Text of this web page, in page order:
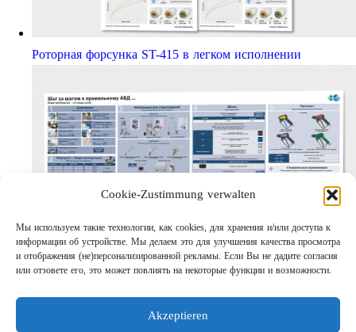
Cookie-Zustimmung verwalten
Мы используем такие технологии, как cookies, для хранения и/или доступа к
информации об устройстве. Мы делаем это для улучшения качества просмотра
и отображения (не)персонализированной рекламы. Если Вы не дадите согласия
или отзовете его, это может повлиять на некоторые функции и возможности.
Akzeptieren
Роторная форсунка ST-415 в легком исполнении
Шаг за шагом кправильному АВД
Links